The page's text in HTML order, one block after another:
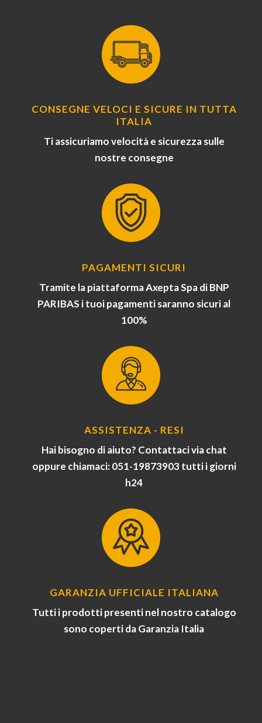
CONSEGNE VELOCI E SICURE IN TUTTA
ITALIA
Ti assicuriamo velocità e sicurezza sulle
nostre consegne
PAGAMENTI SICURI
Tramite la piattaforma Axepta Spa di BNP
PARIBAS i tuoi pagamenti saranno sicuri al
100%
ASSISTENZA - RESI
Hai bisogno di aiuto? Contattaci via chat
oppure chiamaci: 051-19873903 tutti i giorni
h24
GARANZIA UFFICIALE ITALIANA
Tutti i prodotti presenti nel nostro catalogo
sono coperti da Garanzia Italia